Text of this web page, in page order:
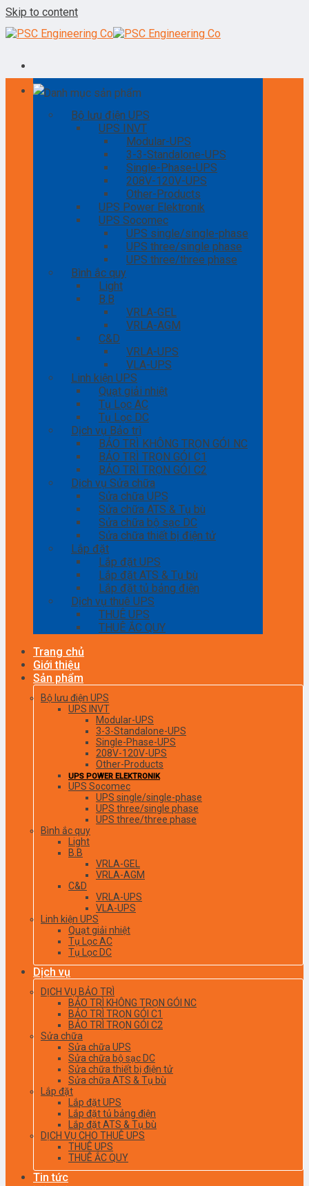
Skip to content
Danh mục sản phẩm
Bộ lưu điện UPS
UPS INVT
Modular-UPS
3-3-Standalone-UPS
Single-Phase-UPS
208V-120V-UPS
Other-Products
UPS Power Elektronik
UPS Socomec
UPS single/single-phase
UPS three/single phase
UPS three/three phase
Bình ắc quy
Light
B.B
VRLA-GEL
VRLA-AGM
C&D
VRLA-UPS
VLA-UPS
Linh kiện UPS
Quạt giải nhiệt
Tụ Lọc AC
Tụ Lọc DC
Dịch vụ Bảo trì
BẢO TRÌ KHÔNG TRỌN GÓI NC
BẢO TRÌ TRỌN GÓI C1
BẢO TRÌ TRỌN GÓI C2
Dịch vụ Sửa chữa
Sửa chữa UPS
Sửa chữa ATS & Tụ bù
Sửa chữa bộ sạc DC
Sửa chữa thiết bị điện tử
Lắp đặt
Lắp đặt UPS
Lắp đặt ATS & Tụ bù
Lắp đặt tủ bảng điện
Dịch vụ thuê UPS
THUÊ UPS
THUÊ ẮC QUY
Trang chủ
Giới thiệu
Sản phẩm
Bộ lưu điện UPS
UPS INVT
Modular-UPS
3-3-Standalone-UPS
Single-Phase-UPS
208V-120V-UPS
Other-Products
UPS POWER ELEKTRONIK
UPS Socomec
UPS single/single-phase
UPS three/single phase
UPS three/three phase
Bình ắc quy
Light
B.B
VRLA-GEL
VRLA-AGM
C&D
VRLA-UPS
VLA-UPS
Linh kiện UPS
Quạt giải nhiệt
Tụ Lọc AC
Tụ Lọc DC
Dịch vụ
DỊCH VỤ BẢO TRÌ
BẢO TRÌ KHÔNG TRỌN GÓI NC
BẢO TRÌ TRỌN GÓI C1
BẢO TRÌ TRỌN GÓI C2
Sửa chữa
Sửa chữa UPS
Sửa chữa bộ sạc DC
Sửa chữa thiết bị điện tử
Sửa chữa ATS & Tụ bù
Lắp đặt
Lắp đặt UPS
Lắp đặt tủ bảng điện
Lắp đặt ATS & Tụ bù
DỊCH VỤ CHO THUÊ UPS
THUÊ UPS
THUÊ ẮC QUY
Tin tức